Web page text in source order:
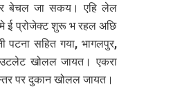
बेचल जा सकय। एहि लेल
ई प्रोजेक्ट शुरू भ रहल अछि
पटना सहित गया, भागलपुर,
खोलल जायत। एकरा
पर दुकान खोलल जायत।